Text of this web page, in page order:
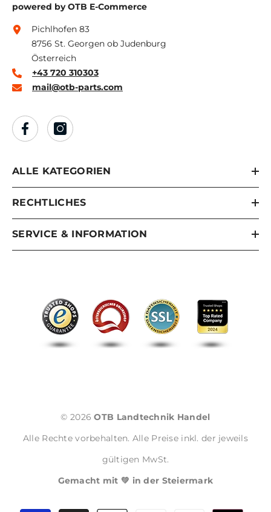
powered by OTB E-Commerce
Pichlhofen 83
8756 St. Georgen ob Judenburg
Österreich
+43 720 310303
mail@otb-parts.com
ALLE KATEGORIEN
RECHTLICHES
SERVICE & INFORMATION
© 2026OTB Landtechnik Handel
Alle Rechte vorbehalten. Alle Preise inkl. der jeweils
gültigen MwSt.
Gemacht mit 💚 in der Steiermark